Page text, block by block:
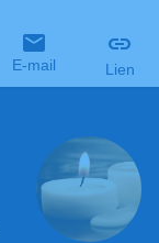
E-mail Lien